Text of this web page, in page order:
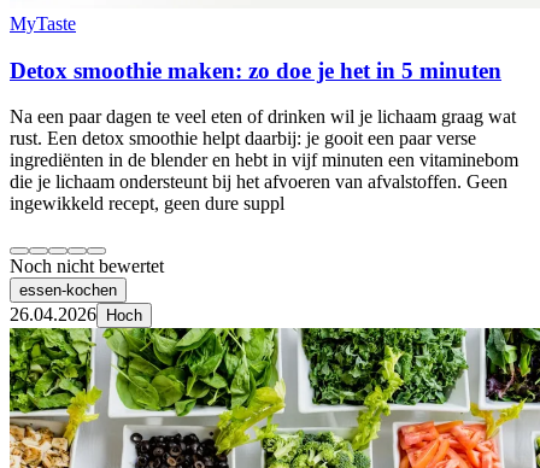
MyTaste
Detox smoothie maken: zo doe je het in 5 minuten
Na een paar dagen te veel eten of drinken wil je lichaam graag wat
rust. Een detox smoothie helpt daarbij: je gooit een paar verse
ingrediënten in de blender en hebt in vijf minuten een vitaminebom
die je lichaam ondersteunt bij het afvoeren van afvalstoffen. Geen
ingewikkeld recept, geen dure suppl
Noch nicht bewertet
essen-kochen
26.04.2026 Hoch